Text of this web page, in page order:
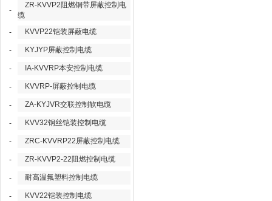
-
ZR-KVVP2阻燃铜带屏蔽控制电
缆
-
KVVP22铠装屏蔽电缆
- KYJYP屏蔽控制电缆
- IA-KVVRP本安控制电缆
- KVVRP-屏蔽控制电缆
- ZA-KYJVR交联控制软电缆
- KVV32钢丝铠装控制电缆
- ZRC-KVVRP22屏蔽控制电缆
- ZR-KVVP2-22阻燃控制电缆
- 耐高温氟塑料控制电缆
- KVV22铠装控制电缆